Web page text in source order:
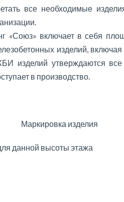
все необходимые
«Союз» включает в себя
изделий,
изделий утверждаются
в производство.
Маркировка изделия
данной высоты этажа